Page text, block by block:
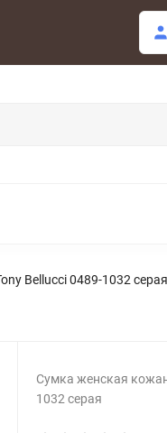
Bellucci 0489-1032 серая
Сумка женская
1032 серая